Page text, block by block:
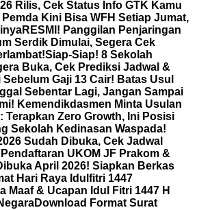
Rilis, Cek Status Info GTK Kamu
Kini Bisa WFH Setiap Jumat,
RESMI! Panggilan Penjaringan
Serdik Dimulai, Segera Cek
Siap-Siap! 8 Sekolah
Buka, Cek Prediksi Jadwal &
Gaji 13 Cair! Batas Usul
Sebentar Lagi, Jangan Sampai
Kemendikdasmen Minta Usulan
Terapkan Zero Growth, Ini Posisi
Sekolah Kedinasan Waspada!
Sudah Dibuka, Cek Jadwal
Pendaftaran UKOM JF Prakom &
April 2026! Siapkan Berkas
Hari Raya Idulfitri 1447
Maaf & Ucapan Idul Fitri 1447 H
Download Format Surat